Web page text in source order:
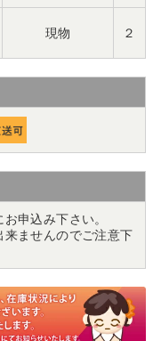
現物 ２
申込み下さい。
ませんのでご注意下